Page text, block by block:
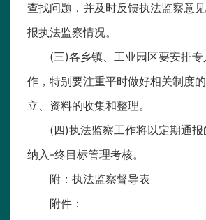
查找问题，并及时反馈执法监察意
报执法监察情况。
(三)各乡镇、工业园区要安排
作，特别要注重平时做好相关制度
立、资料的收集和整理。
(四)执法监察工作将以定期通报
纳入-终目标管理考核。
附：执法监察督导表
附件：